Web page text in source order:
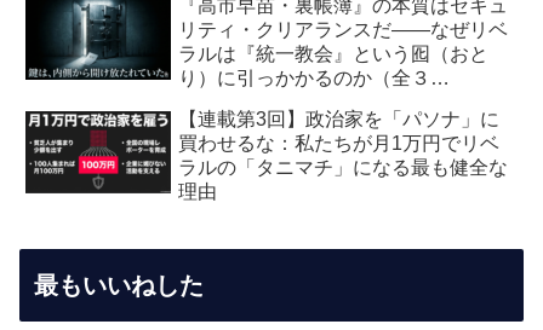
『高市早苗・裏帳簿』の本質はセキュ
リティ・クリアランスだ――なぜリベ
ラルは『統一教会』という囮（おと
り）に引っかかるのか（全３
ィア編：虚飾の愛国者
【連載第3回】政治家を「パソナ」に
買わせるな：私たちが月1万円でリベ
ラルの「タニマチ」になる最も健全な
理由
最もいいねした